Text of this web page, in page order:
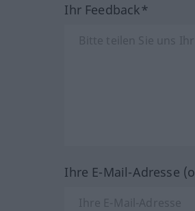
Ihr Feedback*
Ihre E-Mail-Adresse